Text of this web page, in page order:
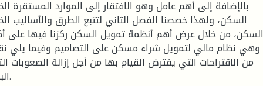
بالإضافة إلى أهم عامل وهو الافتقار إلى الموارد المستقرة
السكن، ولهذا خصصنا الفصل الثاني لتتبع الطرق والأساليب
السكن، من خلال عرض أهم أنظمة تمويل السكن ركزنا فيها على
وهي نظام مالي لتمويل شراء مسكن على التصاميم وفيما يلي
من الاقتراحات التي يفترض القيام بها من أجل إزالة الصعوبات
البنوك التجارية.